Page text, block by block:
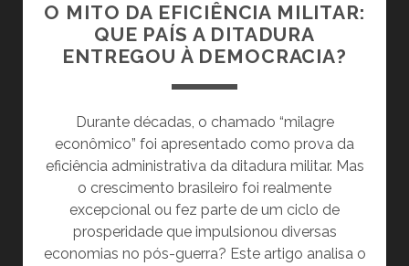
O MITO DA EFICIÊNCIA MILITAR:
QUE PAÍS A DITADURA
ENTREGOU À DEMOCRACIA?
Durante décadas, o chamado “milagre
econômico” foi apresentado como prova da
eficiência administrativa da ditadura militar. Mas
o crescimento brasileiro foi realmente
excepcional ou fez parte de um ciclo de
prosperidade que impulsionou diversas
economias no pós-guerra? Este artigo analisa o